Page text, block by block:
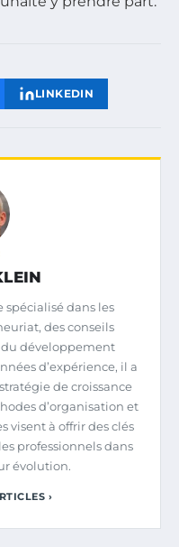
LINKEDIN
spécialisé dans les
des conseils
développement
d’expérience, il a
de croissance
d’organisation et
visent à offrir des clés
professionnels dans
évolution.
›